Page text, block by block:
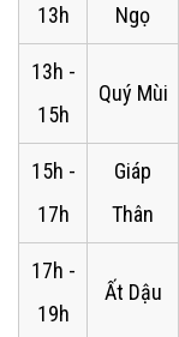
13h
Ngọ
13h -
15h
Quý Mùi
15h -
17h
Giáp
Thân
17h -
19h
Ất Dậu